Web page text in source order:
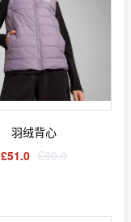
羽绒背心
£51.0 £60.0